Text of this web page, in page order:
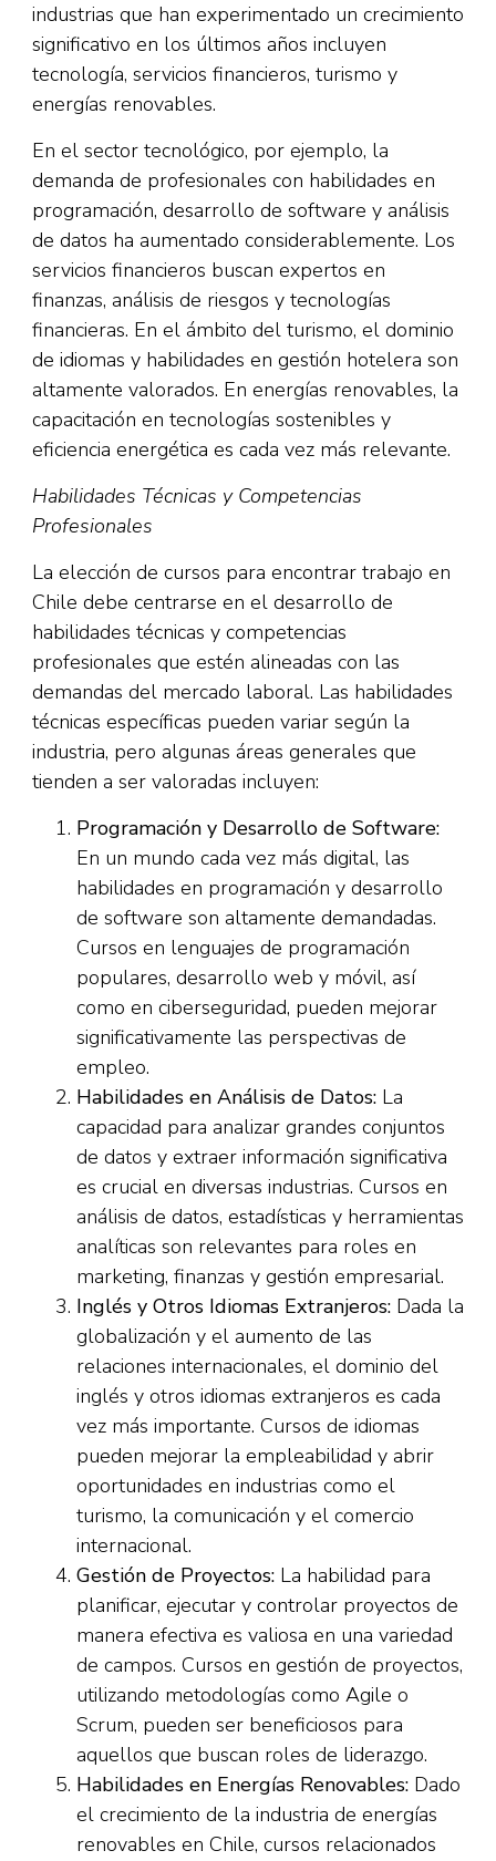
industrias que han experimentado un crecimiento
significativo en los últimos años incluyen
tecnología, servicios financieros, turismo y
energías renovables.
En el sector tecnológico, por ejemplo, la
demanda de profesionales con habilidades en
programación, desarrollo de software y análisis
de datos ha aumentado considerablemente. Los
servicios financieros buscan expertos en
finanzas, análisis de riesgos y tecnologías
financieras. En el ámbito del turismo, el dominio
de idiomas y habilidades en gestión hotelera son
altamente valorados. En energías renovables, la
capacitación en tecnologías sostenibles y
eficiencia energética es cada vez más relevante.
Habilidades Técnicas y Competencias
Profesionales
La elección de cursos para encontrar trabajo en
Chile debe centrarse en el desarrollo de
habilidades técnicas y competencias
profesionales que estén alineadas con las
demandas del mercado laboral. Las habilidades
técnicas específicas pueden variar según la
industria, pero algunas áreas generales que
tienden a ser valoradas incluyen:
Programación y Desarrollo de Software:
En un mundo cada vez más digital, las
habilidades en programación y desarrollo
de software son altamente demandadas.
Cursos en lenguajes de programación
populares, desarrollo web y móvil, así
como en ciberseguridad, pueden mejorar
significativamente las perspectivas de
empleo.
Habilidades en Análisis de Datos: La
capacidad para analizar grandes conjuntos
de datos y extraer información significativa
es crucial en diversas industrias. Cursos en
análisis de datos, estadísticas y herramientas
analíticas son relevantes para roles en
marketing, finanzas y gestión empresarial.
Inglés y Otros Idiomas Extranjeros: Dada la
globalización y el aumento de las
relaciones internacionales, el dominio del
inglés y otros idiomas extranjeros es cada
vez más importante. Cursos de idiomas
pueden mejorar la empleabilidad y abrir
oportunidades en industrias como el
turismo, la comunicación y el comercio
internacional.
Gestión de Proyectos: La habilidad para
planificar, ejecutar y controlar proyectos de
manera efectiva es valiosa en una variedad
de campos. Cursos en gestión de proyectos,
utilizando metodologías como Agile o
Scrum, pueden ser beneficiosos para
aquellos que buscan roles de liderazgo.
Habilidades en Energías Renovables: Dado
el crecimiento de la industria de energías
renovables en Chile, cursos relacionados